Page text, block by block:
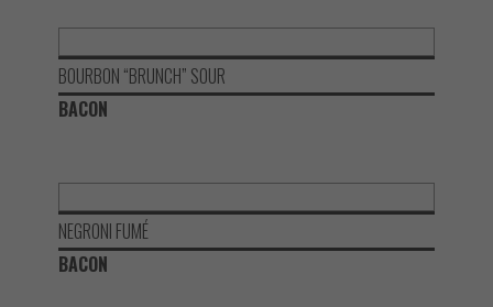
BOURBON “BRUNCH” SOUR
BACON
NEGRONI FUMÉ
BACON